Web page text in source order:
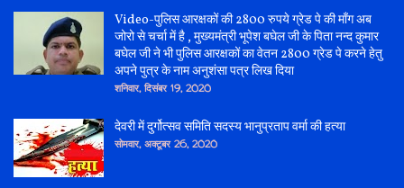
Video-पुलिस आरक्षकों की 2800 रुपये ग्रेड पे की माँग अब
जोरो से चर्चा में है , मुख्यमंत्री भूपेश बघेल जी के पिता नन्द कुमार
बघेल जी ने भी पुलिस आरक्षकों का वेतन 2800 ग्रेड पे करने हेतु
अपने पुत्र के नाम अनुशंसा पत्र लिख दिया
शनिवार, दिसंबर 19, 2020
देवरी में दुर्गोत्सव समिति सदस्य भानुप्रताप वर्मा की हत्या
सोमवार, अक्टूबर 26, 2020